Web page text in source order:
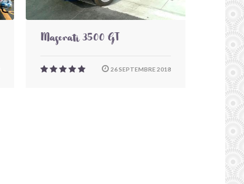
Maserati 3500 GT
26 SEPTEMBRE 2018